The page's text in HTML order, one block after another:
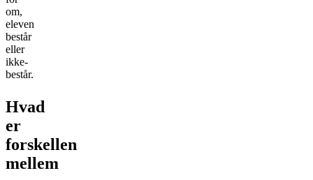
om,
eleven
består
eller
ikke-
består.
Hvad
er
forskellen
mellem